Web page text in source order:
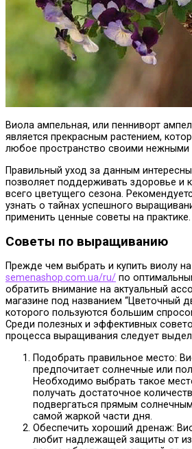
Виола ампельная, или пенниворт
является прекрасным растением,
любое пространство своими нежными
Правильный уход за данным
позволяет поддерживать здоровье и
всего цветущего сезона.
узнать о тайнах успешного
применить ценные советы на практике.
Советы по выращиванию
Прежде чем выбрать и купить виолу на
semenashop.com.ua/ru/ по
обратить внимание на актуальный
магазине под названием “Цветочный
которого пользуются большим
Среди полезных и эффективных
процесса выращивания следует
Подобрать правильное место:
предпочитает солнечные или
Необходимо выбрать такое
получать достаточное
подвергаться прямым
самой жаркой части дня.
Обеспечить хороший дренаж:
любит надлежащей защиты от